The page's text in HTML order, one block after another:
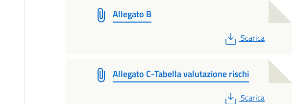
Allegato B
PDF
Scarica
Allegato C-Tabella valutazione rischi
PDF
Scarica